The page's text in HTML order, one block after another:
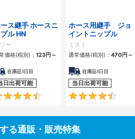
4.6
ス継手 ホースニ
ル HN
ー
価格(税別)： 123円～
在庫品1日目
日出荷可能
4.5
ホース用継手 ジョ
イントニップル
ミスミ
通常価格(税別)： 470円～
在庫品1日目
当日出荷可能
る通販・販売特集